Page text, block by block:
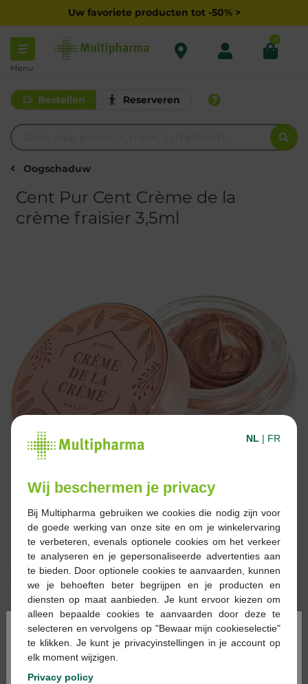
Uw favoriete producten tot -50% >
Menu
0
Bestellen Reserveren
Oogschaduw
Cent Pur Cent Crème de la
crème fraisier 3,5ml
€ 25,99
Bestellen Reserveren
Voorraad uitgeput
Op werkdagen vóór 12u besteld, volgende
werkdag geleverd
×
NL | FR
Wij beschermen je privacy
Bij Multipharma gebruiken we cookies die nodig zijn voor
de goede werking van onze site en om je winkelervaring
te verbeteren, evenals optionele cookies om het verkeer
te analyseren en je gepersonaliseerde advertenties aan
te bieden. Door optionele cookies te aanvaarden, kunnen
we je behoeften beter begrijpen en je producten en
diensten op maat aanbieden. Je kunt ervoor kiezen om
alleen bepaalde cookies te aanvaarden door deze te
selecteren en vervolgens op "Bewaar mijn cookieselectie"
te klikken. Je kunt je privacyinstellingen in je account op
elk moment wijzigen.
Privacy policy